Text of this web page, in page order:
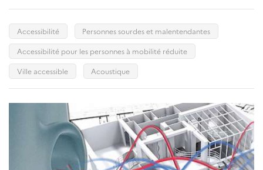
Accessibilité
Personnes sourdes et malentendantes
Accessibilité pour les personnes à mobilité réduite
Ville accessible
Acoustique